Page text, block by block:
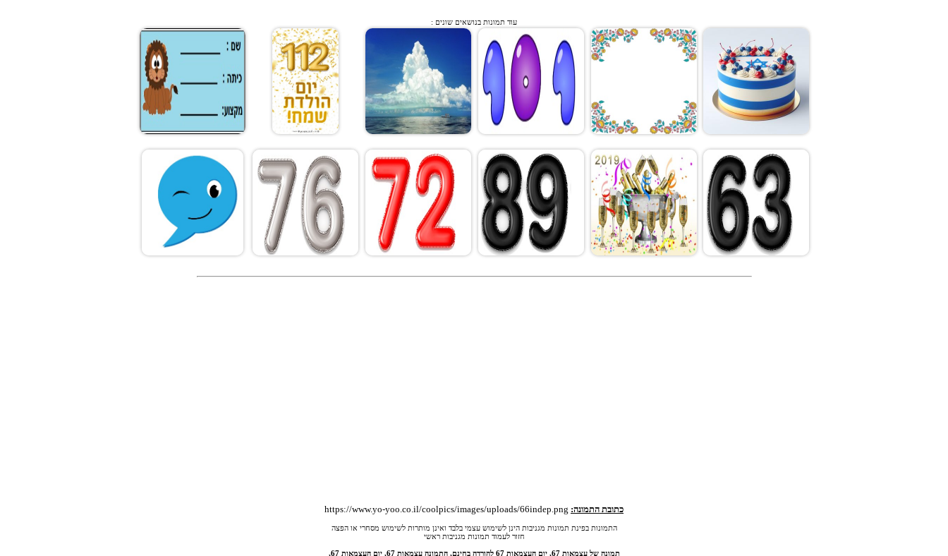
עוד תמונות בנושאים שונים :
כתובת התמונה:
התמונות בפינת תמונות מגניבות הינן לשימוש עצמי בלבד ואינן מותרות לשימוש מסחרי או הפצה
חזור לעמוד תמונות מגניבות ראשי
תמונה של עצמאות 67, יום העצמאות 67 להורדה בחינם, התמונה עצמאות 67, יום העצמאות 67,